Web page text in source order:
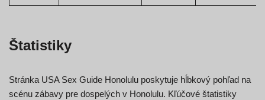
Štatistiky
Stránka USA Sex Guide Honolulu poskytuje hĺbkový pohľad na
scénu zábavy pre dospelých v Honolulu. Kľúčové štatistiky